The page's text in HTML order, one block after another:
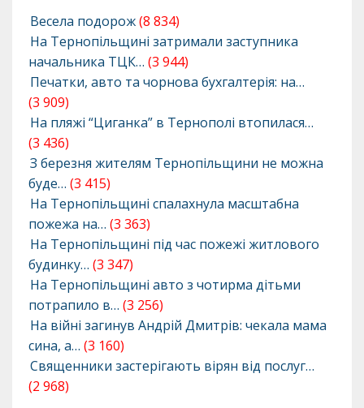
Весела подорож(8 834)
На Тернопільщині затримали заступника
начальника ТЦК… (3 944)
Печатки, авто та чорнова бухгалтерія: на…
(3 909)
На пляжі “Циганка” в Тернополі втопилася…
(3 436)
З березня жителям Тернопільщини не можна
буде… (3 415)
На Тернопільщині спалахнула масштабна
пожежа на… (3 363)
На Тернопільщині під час пожежі житлового
будинку… (3 347)
На Тернопільщині авто з чотирма дітьми
потрапило в… (3 256)
На війні загинув Андрій Дмитрів: чекала мама
сина, а… (3 160)
Священники застерігають вірян від послуг…
(2 968)